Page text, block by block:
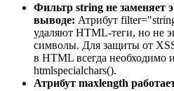
Фильтр string не заменяет
выводе: Атрибут
удаляют HTML-теги, но не
символы. Для защиты от
в HTML всегда необходимо
htmlspecialchars().
Атрибут maxlength